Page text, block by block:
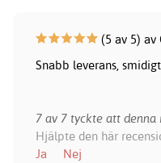
(5 av 5) av
Snabb leverans,
7 av 7 tyckte att
Hjälpte den här
Ja
Nej